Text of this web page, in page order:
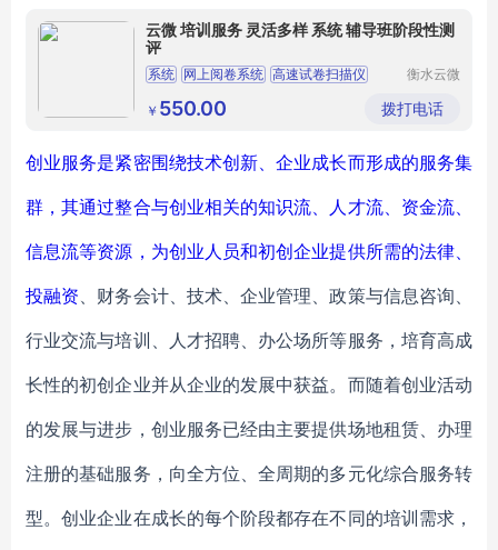
云微 培训服务 灵活多样 系统 辅导班阶段性测
评
系统 网上阅卷系统 高速试卷扫描仪
阅卷系统
光标阅卷机
衡水云微
有限公司
￥ 550.00 拨打电话
创业服务是紧密围绕技术创新、企业成长而形成的服务集
群，其通过整合与创业相关的知识流、人才流、资金流、
信息流等资源，为创业人员和初创企业提供所需的法律、
投融资、财务会计、技术、企业管理、政策与信息咨询、
行业交流与培训、人才招聘、办公场所等服务，培育高成
长性的初创企业并从企业的发展中获益。而随着创业活动
的发展与进步，创业服务已经由主要提供场地租赁、办理
注册的基础服务，向全方位、全周期的多元化综合服务转
型。创业企业在成长的每个阶段都存在不同的培训需求，